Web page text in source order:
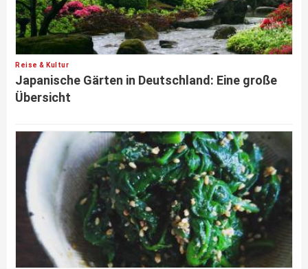
Reise & Kultur
Japanische Gärten in Deutschland: Eine große
Übersicht